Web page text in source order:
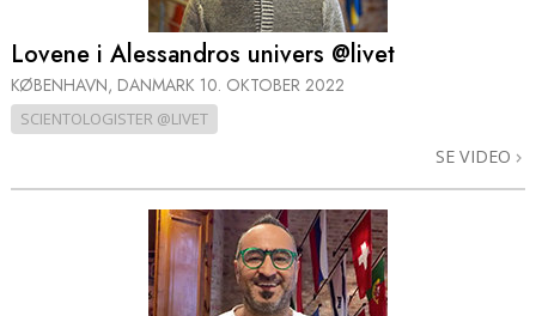
Lovene i Alessandros univers @livet
KØBENHAVN, DANMARK 10. OKTOBER 2022
SCIENTOLOGISTER @LIVET
SE VIDEO